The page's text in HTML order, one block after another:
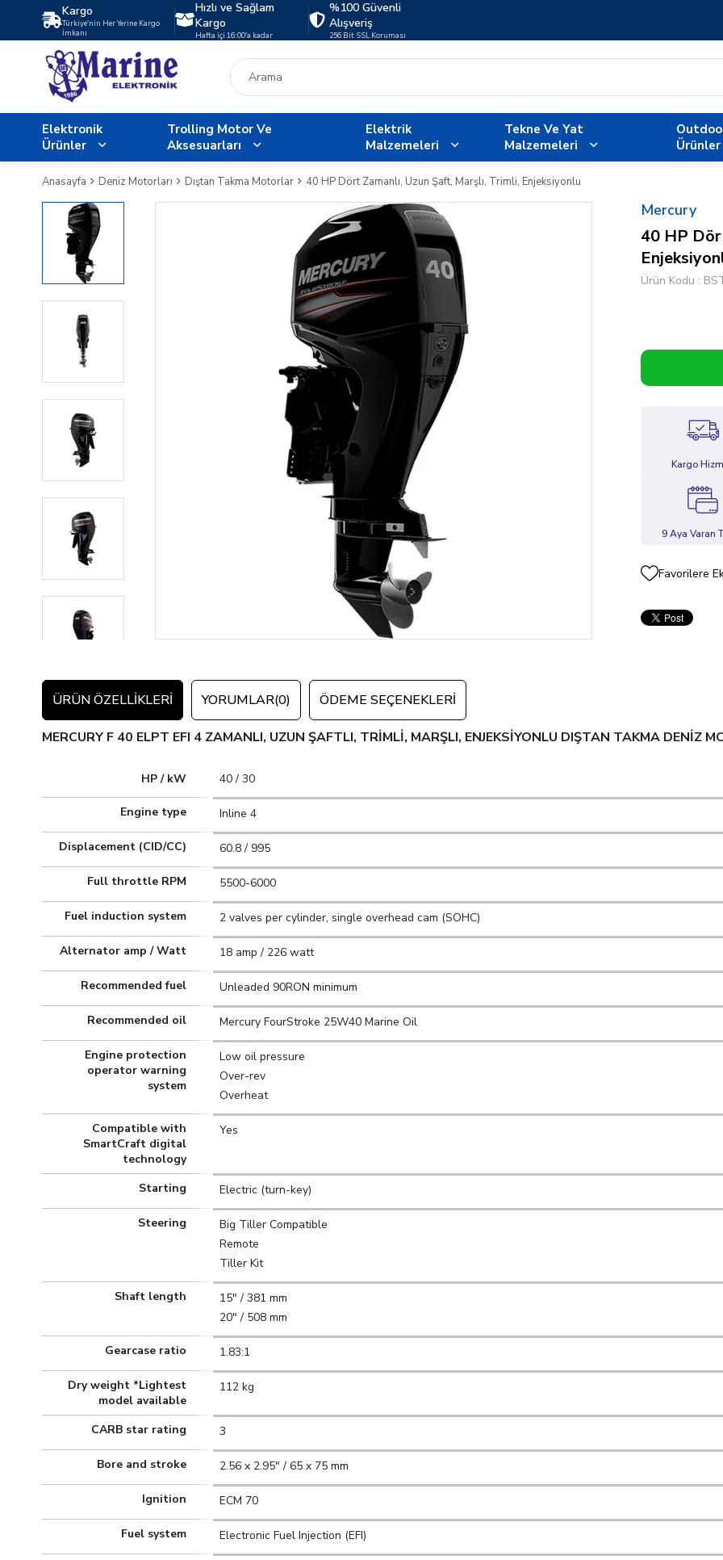
Kargo
Türkiye'nin Her Yerine Kargo
İmkanı
Hızlı ve Sağlam
Kargo
Hafta içi 16:00'a kadar
%100 Güvenli
Alışveriş
256 Bit SSL Koruması
Elektronik
Ürünler
Trolling Motor Ve
Aksesuarları
Elektrik
Malzemeleri
Tekne Ve Yat
Malzemeleri
Ürünler
Anasayfa Deniz Motorları Dıştan Takma Motorlar 40 HP Dört Zamanlı, Uzun Şaft, Marşlı, Trimli, Enjeksiyonlu
Mercury
40 HP
Ürün Kodu
Kargo
9 Aya Varan
Favorilere
ÜRÜN ÖZELLIKLERI YORUMLAR(0) ÖDEME SEÇENEKLERI
MERCURY F 40 ELPT EFI 4 ZAMANLI, UZUN ŞAFTLI, TRİMLİ, MARŞLI, ENJEKSİYONLU DIŞTAN TAKMA DENİZ
HP / kW 40 / 30
Engine type Inline 4
Displacement (CID/CC) 60.8 / 995
Full throttle RPM 5500-6000
Fuel induction system 2 valves per cylinder, single overhead cam (SOHC)
Alternator amp / Watt 18 amp / 226 watt
Recommended fuel Unleaded 90RON minimum
Recommended oil Mercury FourStroke 25W40 Marine Oil
Engine protection
operator warning
system
Low oil pressure
Over-rev
Overheat
Compatible with
SmartCraft digital
technology
Yes
Starting Electric (turn-key)
Steering
Big Tiller Compatible
Remote
Tiller Kit
Shaft length
15" / 381 mm
20" / 508 mm
Gearcase ratio 1.83:1
Dry weight *Lightest
model available
112 kg
CARB star rating 3
Bore and stroke 2.56 x 2.95" / 65 x 75 mm
Ignition ECM 70
Fuel system Electronic Fuel Injection (EFI)